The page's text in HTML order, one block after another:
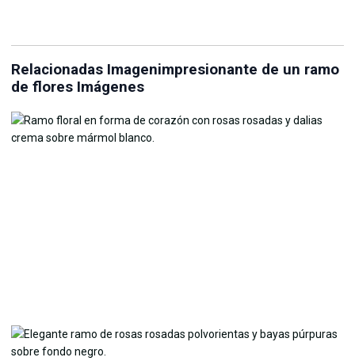
Relacionadas Imagenimpresionante de un ramo
de flores Imágenes